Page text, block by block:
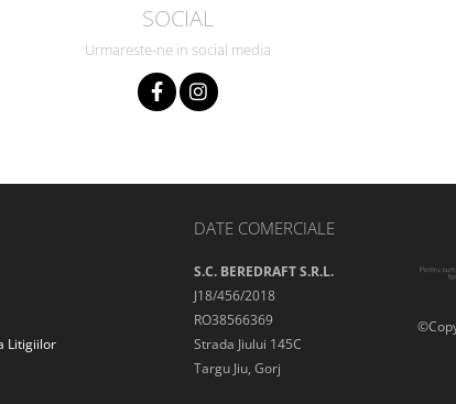
SOCIAL
Urmareste-ne in social media
Litigiilor
DATE COMERCIALE
S.C. BEREDRAFT S.R.L.
J18/456/2018
RO38566369
Strada Jiului 145C
Targu Jiu, Gorj